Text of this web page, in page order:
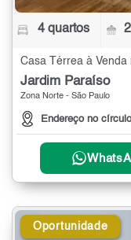
4 quartos
Jardim Paraíso
Zona Norte - São Paulo
Endereço no
Oportunidade